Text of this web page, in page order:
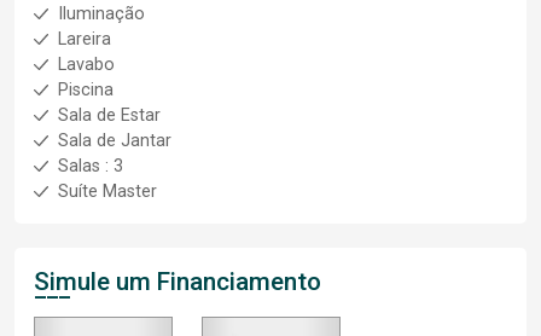
Iluminação
Lareira
Lavabo
Piscina
Sala de Estar
Sala de Jantar
Salas : 3
Suíte Master
Simule um Financiamento